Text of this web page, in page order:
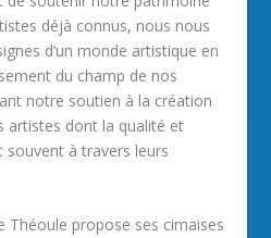
déjà connus, nous nous
d’un monde artistique en
du champ de nos
notre soutien à la création
artistes dont la qualité et
souvent à travers leurs
Théoule propose ses cimaises